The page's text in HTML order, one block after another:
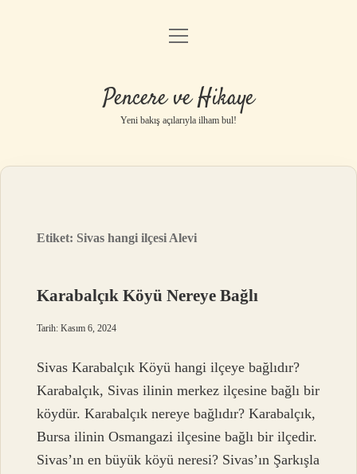
Anasayfa
Yasal Uyarı
menüyü
Pencere ve Hikaye
Yeni bakış açılarıyla ilham bul!
Etiket: Sivas hangi ilçesi Alevi
Karabalçık Köyü Nereye Bağlı
Tarih: Kasım 6, 2024
Sivas Karabalçık Köyü hangi ilçeye bağlıdır?
Karabalçık, Sivas ilinin merkez ilçesine bağlı bir
köydür. Karabalçık nereye bağlıdır? Karabalçık,
Bursa ilinin Osmangazi ilçesine bağlı bir ilçedir.
Sivas’ın en büyük köyü neresi? Sivas’ın Şarkışla